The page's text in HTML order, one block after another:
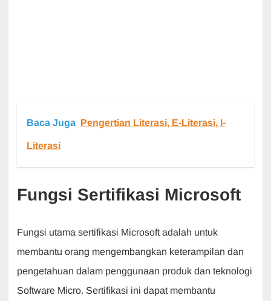
Baca Juga Pengertian Literasi, E-Literasi, I-
Literasi
Fungsi Sertifikasi Microsoft
Fungsi utama sertifikasi Microsoft adalah untuk
membantu orang mengembangkan keterampilan dan
pengetahuan dalam penggunaan produk dan teknologi
Software Micro. Sertifikasi ini dapat membantu